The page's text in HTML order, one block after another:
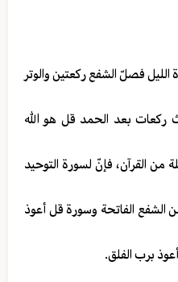
فصلّ الشفع ركعتين والوتر
ركعات بعد الحمد قل هو الله
القرآن، فإنّ لسورة التوحيد
الشفع الفاتحة وسورة قل أعوذ
برب الفلق.